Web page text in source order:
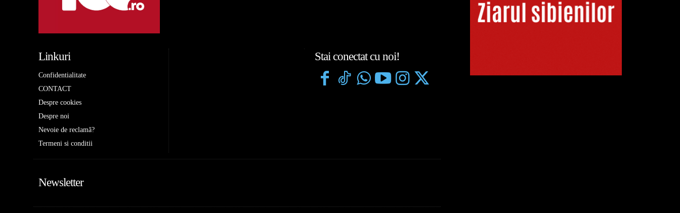
Linkuri
Confidentialitate
CONTACT
Despre cookies
Despre noi
Nevoie de reclamă?
Termeni si conditii
Stai conectat cu noi!
Newsletter